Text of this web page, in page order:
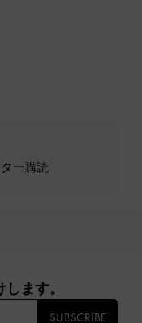
ー購読
ます。​
SUBSCRIBE